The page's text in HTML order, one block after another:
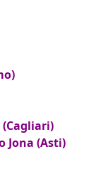
(Cagliari)
Jona (Asti)